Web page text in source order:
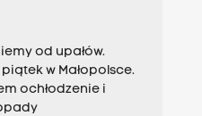
od upałów.
w Małopolsce.
ochłodzenie i